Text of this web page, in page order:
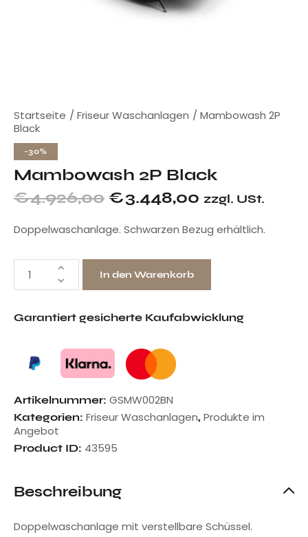
Startseite Friseur Waschanlagen
Mambowash 2P
Black
-30%
Mambowash 2P Black
€4.926,00 €3.448,00 zzgl. USt.
Doppelwaschanlage. Schwarzen Bezug erhältlich.
In den Warenkorb
Garantiert gesicherte Kaufabwicklung
Artikelnummer: GSMW002BN
Kategorien: Friseur Waschanlagen, Produkte im
Angebot
Product ID: 43595
Beschreibung
Doppelwaschanlage mit verstellbare Schüssel.